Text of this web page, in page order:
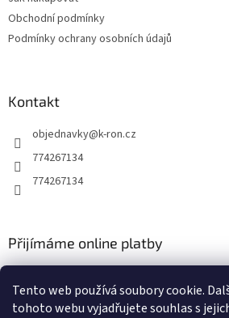
Tento web používá soubory cookie.
tohoto webu vyjadřujete souhlas s
Obchodní podmínky
Podmínky ochrany osobních údajů
Kontakt
objednavky@k-ron.cz
774267134
774267134
Přijímáme online platby